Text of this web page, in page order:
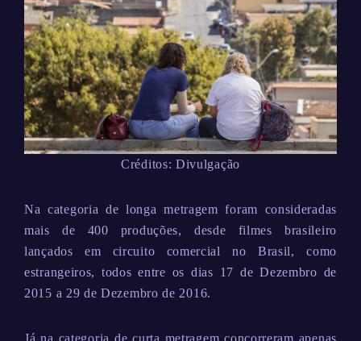
Créditos: Divulgação
Na categoria de longa metragem foram consideradas
mais de 400 produções, desde filmes brasileiro
lançados em circuito comercial no Brasil, como
estrangeiros, todos entre os dias 17 de Dezembro de
2015 a 29 de Dezembro de 2016.
Já na categoria de curta metragem concorreram apenas